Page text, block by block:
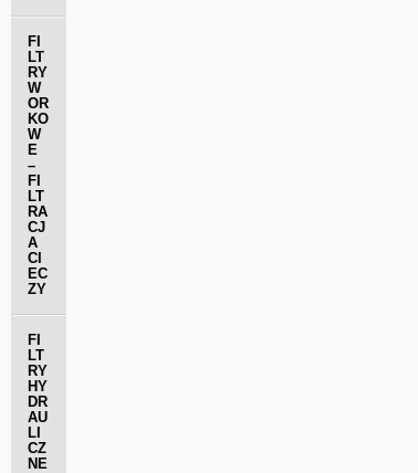
FI
LT
RY
W
OR
KO
W
E
–
FI
LT
RA
CJ
A
CI
EC
ZY
FI
LT
RY
HY
DR
AU
LI
CZ
NE